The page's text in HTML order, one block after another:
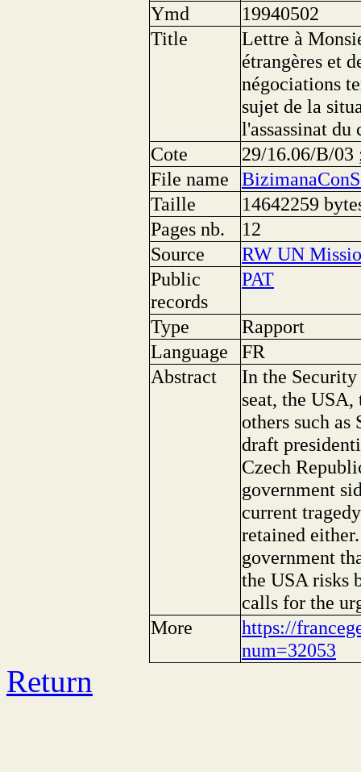
Ymd
19940502
Title
Lettre à
étrangères et
négociations
sujet de la
l'assassinat
Cote
29/16.06/B/03
File name
Taille
14642259
Pages nb.
12
Source
RW UN
Public
records
PAT
Type
Rapport
Language
FR
Abstract
In the
seat, the
others such
draft
Czech
government
current
retained
government
the USA risks
calls for the
More
https://
num=32053
Return